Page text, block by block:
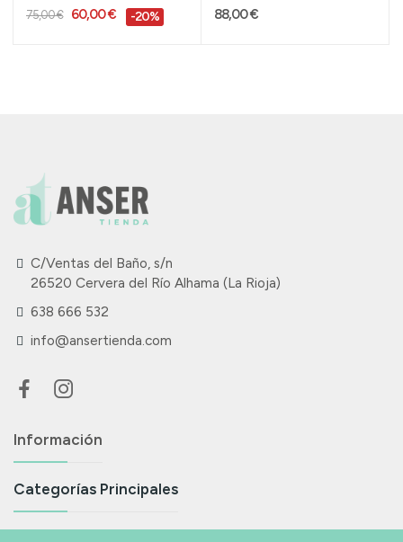
75,00 € 60,00 € -20% 88,00 €
C/Ventas del Baño, s/n
26520 Cervera del Río Alhama (La Rioja)
638 666 532
info@ansertienda.com
Información
Categorías Principales
Suscríbete A Nuestra Newsletter